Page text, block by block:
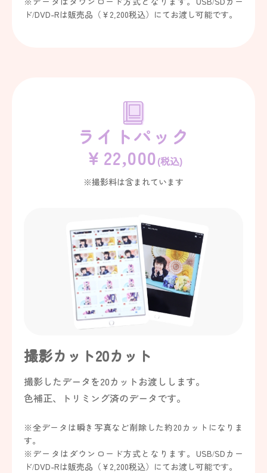
ド/DVD-Rは販売品（￥2,200税込）にてお渡し可能です。
ライトパック
￥22,000(税込)
※撮影料は含まれています
撮影カット20カット
撮影したデータを20カットお渡しします。
色補正、トリミング済のデータです。
※全データは瞬き写真など削除した約20カットになりま
す。
※データはダウンロード方式となります。USB/SDカー
ド/DVD-Rは販売品（￥2,200税込）にてお渡し可能です。